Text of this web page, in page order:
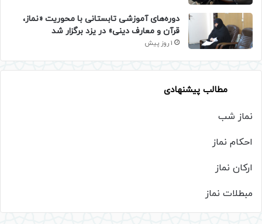
دوره‌های آموزشی تابستانی با محوریت «نماز،
قرآن و معارف دینی» در یزد برگزار شد
1 روز پیش
مطالب پیشنهادی
نماز شب
احکام نماز
ارکان نماز
مبطلات نماز